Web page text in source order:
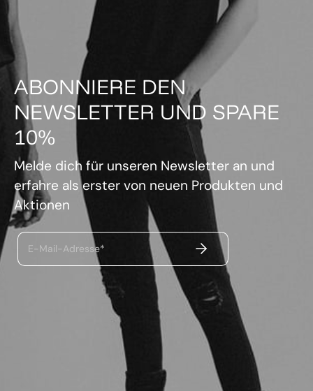
ABONNIERE DEN
NEWSLETTER UND SPARE
10%
Melde dich für unseren Newsletter an und
erfahre als erster von neuen Produkten und
Aktionen
E-Mail-Adresse* ABSENDEN